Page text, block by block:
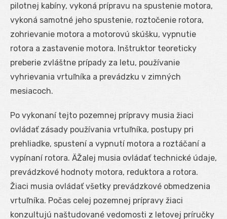
pilotnej kabíny, vykoná prípravu na spustenie motora,
vykoná samotné jeho spustenie, roztočenie rotora,
zohrievanie motora a motorovú skúšku, vypnutie
rotora a zastavenie motora. Inštruktor teoreticky
preberie zvláštne prípady za letu, používanie
vyhrievania vrtuľníka a prevádzku v zimných
mesiacoch.
Po vykonaní tejto pozemnej prípravy musia žiaci
ovládať zásady používania vrtuľníka, postupy pri
prehliadke, spustení a vypnutí motora a roztáčaní a
vypínaní rotora. ÄŽalej musia ovládať technické údaje,
prevádzkové hodnoty motora, reduktora a rotora.
Žiaci musia ovládať všetky prevádzkové obmedzenia
vrtuľníka. Počas celej pozemnej prípravy žiaci
konzultujú naštudované vedomosti z letovej príručky